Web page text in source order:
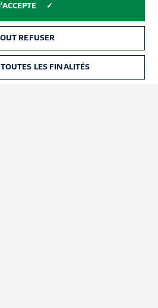
services
Gérer mes préférences
Diffuseurs
Contact
REFUSER
LES FINALITÉS